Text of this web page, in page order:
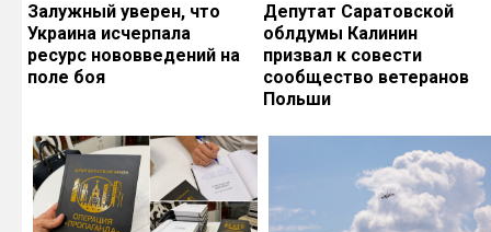
Залужный уверен, что
Украина исчерпала
ресурс нововведений на
поле боя
Депутат Саратовской
облдумы Калинин
призвал к совести
сообщество ветеранов
Польши